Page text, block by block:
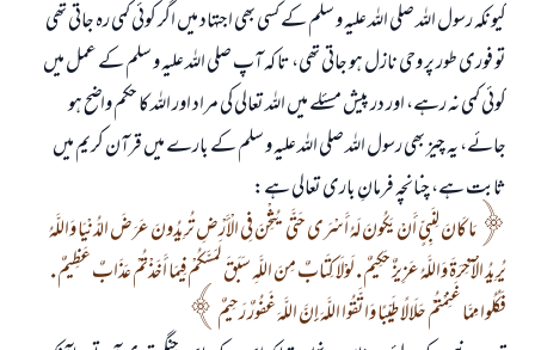
کیونکہ رسول اللہ صلی اللہ علیہ و سلم کے کسی بھی اجتہاد میں اگر کوئی کمی رہ جاتی تھی
تو فوری طور پر وحی نازل ہو جاتی تھی، تا کہ آپ صلی اللہ علیہ و سلم کے عمل میں
کوئی کمی نہ رہے، اور در پیش مسئلے میں اللہ تعالی کی مراد اور اللہ کا حکم واضح ہو
جائے، یہ چیز بھی رسول اللہ صلی اللہ علیہ و سلم کے بارے میں قرآن کریم میں
ثابت ہے، چنانچہ فرمانِ باری تعالی ہے:
مَا كَانَ لِنَبِيٍّ أَنْ يَكُونَ لَهُ أَسْرَى حَتَّى يُثْخِنَ فِي الْأَرْضِ تُرِيدُونَ عَرَضَ الدُّنْيَا وَاللَّهُ
يُرِيدُ الْآخِرَةَ وَاللَّهُ عَزِيزٌ حَكِيمٌ . لَوْلَا كِتَابٌ مِنَ اللَّهِ سَبَقَ لَمَسَّكُمْ فِيمَا أَخَذْتُمْ عَذَابٌ عَظِيمٌ .
فَكُلُوا مِمَّا غَنِمْتُمْ حَلَالًا طَيِّبًا وَاتَّقُوا اللَّهَ إِنَّ اللَّهَ غَفُورٌ رَحِيمٌ